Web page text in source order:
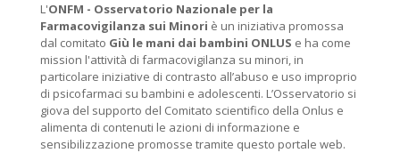
L'ONFM - Osservatorio Nazionale per la
Farmacovigilanza sui Minori è un iniziativa promossa
dal comitato Giù le mani dai bambini ONLUS e ha come
mission l'attività di farmacovigilanza su minori, in
particolare iniziative di contrasto all’abuso e uso improprio
di psicofarmaci su bambini e adolescenti. L’Osservatorio si
giova del supporto del Comitato scientifico della Onlus e
alimenta di contenuti le azioni di informazione e
sensibilizzazione promosse tramite questo portale web.